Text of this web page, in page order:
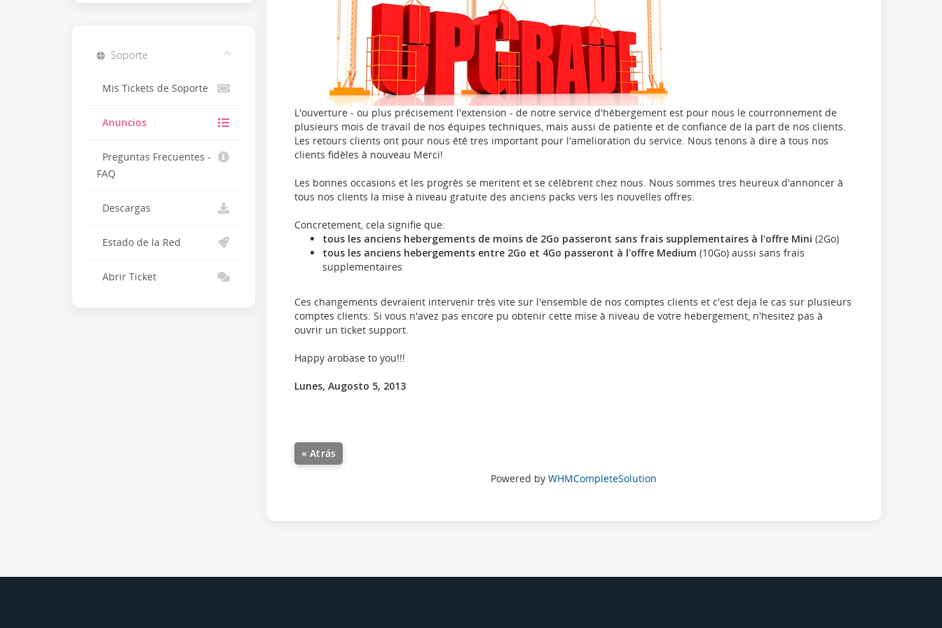
L'ouverture - ou plus précisement l'extension - de notre service d'hébergement est pour nous le courronnement de
plusieurs mois de travail de nos équipes techniques, mais aussi de patiente et de confiance de la part de nos clients.
Les retours clients ont pour nous été tres important pour l'amelioration du service. Nous tenons à dire à tous nos
clients fidèles à nouveau Merci!
Les bonnes occasions et les progrès se meritent et se célèbrent chez nous. Nous sommes tres heureux d'annoncer à
tous nos clients la mise à niveau gratuite des anciens packs vers les nouvelles offres.
Concretement, cela signifie que:
tous les anciens hebergements de moins de 2Go passeront sans frais supplementaires à l'offre Mini (2Go)
tous les anciens hebergements entre 2Go et 4Go passeront à l'offre Medium (10Go) aussi sans frais
supplementaires
Ces changements devraient intervenir très vite sur l'ensemble de nos comptes clients et c'est deja le cas sur plusieurs
comptes clients. Si vous n'avez pas encore pu obtenir cette mise à niveau de votre hebergement, n'hesitez pas à
ouvrir un ticket support.
Happy arobase to you!!!
Lunes, Augosto 5, 2013
« Atrás
Powered by WHMCompleteSolution
Soporte
Mis Tickets de Soporte
Anuncios
Preguntas Frecuentes -
FAQ
Descargas
Estado de la Red
Abrir Ticket